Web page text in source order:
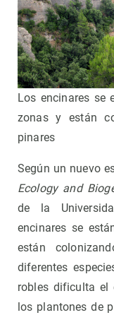
Los encinares se
zonas y están
pinares
Según un nuevo
Ecology and
de la
encinares se
están
diferentes
robles dificulta el
los plantones de